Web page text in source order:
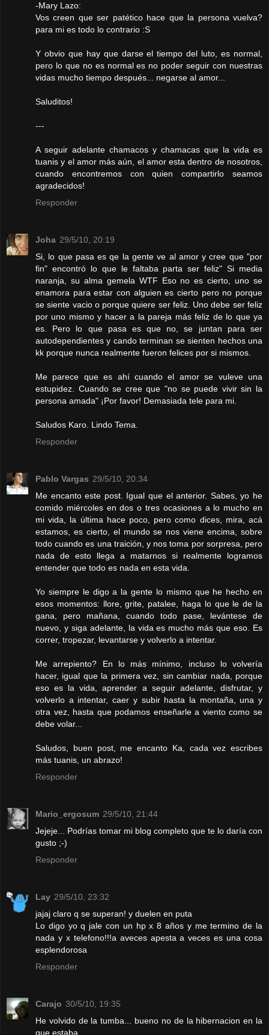
-Mary Lazo:
Vos creen que ser patético hace que la persona vuelva?
para mi es todo lo contrario :S
Y obvio que hay que darse el tiempo del luto, es normal,
pero lo que no es normal es no poder seguir con nuestras
vidas mucho tiempo después... negarse al amor...
Saluditos!
---
A seguir adelante chamacos y chamacas que la vida es
tuanis y el amor más aún, el amor esta dentro de nosotros,
cuando encontremos con quien compartirlo seamos
agradecidos!
Responder
Joha 29/5/10, 20:19
Si, lo que pasa es qe la gente ve al amor y cree que "por
fin" encontró lo que le faltaba parta ser feliz" Si media
naranja, su alma gemela WTF Eso no es cierto, uno se
enamora para estar con alguien es cierto pero no porque
se siente vacio o porque quiere ser feliz. Uno debe ser feliz
por uno mismo y hacer a la pareja más feliz de lo que ya
es. Pero lo que pasa es que no, se juntan para ser
autodependientes y cando terminan se sienten hechos una
kk porque nunca realmente fueron felices por si mismos.
Me parece que es ahí cuando el amor se vuleve una
estupidez. Cuando se cree que "no se puede vivir sin la
persona amada" ¡Por favor! Demasiada tele para mi.
Saludos Karo. Lindo Tema.
Responder
Pablo Vargas 29/5/10, 20:34
Me encanto este post. Igual que el anterior. Sabes, yo he
comido miércoles en dos o tres ocasiones a lo mucho en
mi vida, la última hace poco, pero como dices, mira, acá
estamos, es cierto, el mundo se nos viene encima, sobre
todo cuando es una traición, y nos toma por sorpresa, pero
nada de esto llega a matarnos si realmente logramos
entender que todo es nada en esta vida.
Yo siempre le digo a la gente lo mismo que he hecho en
esos momentos: llore, grite, patalee, haga lo que le de la
gana, pero mañana, cuando todo pase, levántese de
nuevo, y siga adelante, la vida es mucho más que eso. Es
correr, tropezar, levantarse y volverlo a intentar.
Me arrepiento? En lo más mínimo, incluso lo volvería
hacer, igual que la primera vez, sin cambiar nada, porque
eso es la vida, aprender a seguir adelante, disfrutar, y
volverlo a intentar, caer y subir hasta la montaña, una y
otra vez, hasta que podamos enseñarle a viento como se
debe volar...
Saludos, buen post, me encanto Ka, cada vez escribes
más tuanis, un abrazo!
Responder
Mario_ergosum 29/5/10, 21:44
Jejeje... Podrías tomar mi blog completo que te lo daría con
gusto ;-)
Responder
Lay 29/5/10, 23:32
jajaj claro q se superan! y duelen en puta
Lo digo yo q jale con un hp x 8 años y me termino de la
nada y x telefono!!!a aveces apesta a veces es una cosa
esplendorosa
Responder
Carajo 30/5/10, 19:35
He volvido de la tumba... bueno no de la hibernacion en la
que estaba.